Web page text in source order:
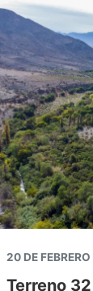
20 DE
Terreno